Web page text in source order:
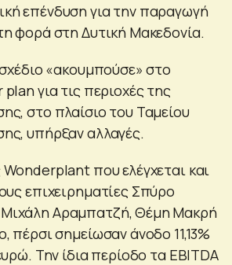
επένδυση για την παραγωγή
φορά στη Δυτική Μακεδονία.
«ακουμπούσε» στο
για τις περιοχές της
στο πλαίσιο του Ταμείου
υπήρξαν αλλαγές.
που ελέγχεται και
επιχειρηματίες Σπύρο
Αραμπατζή, Θέμη Μακρή
πέρσι σημείωσαν άνοδο 11,13%
Την ίδια περίοδο τα EBITDA